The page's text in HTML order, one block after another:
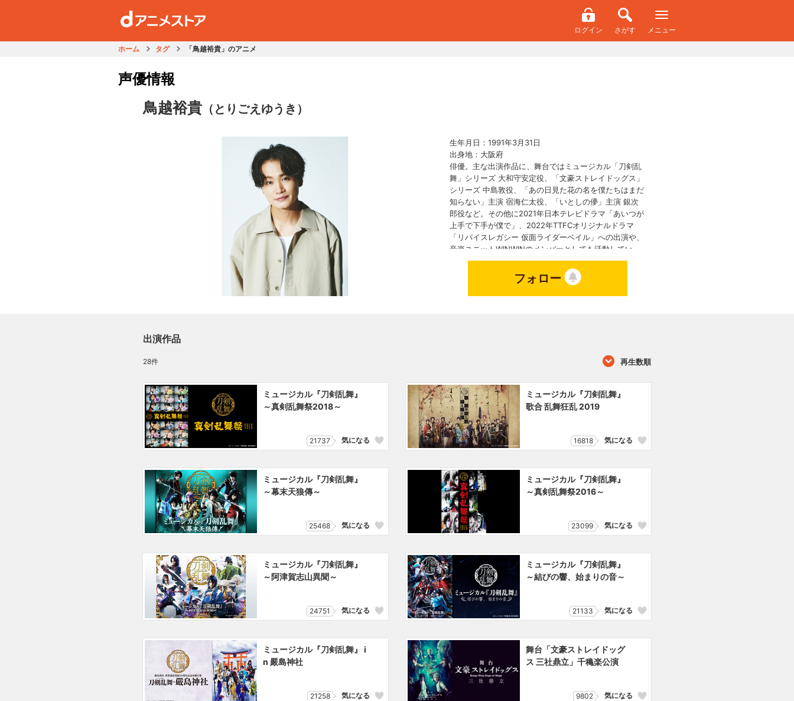
ログイン さがす メニュー
ホーム タグ 「鳥越裕貴」のアニメ
声優情報
鳥越裕貴 （とりごえゆうき）
生年月日：1991年3月31日
出身地：大阪府
俳優。主な出演作品に、舞台ではミュージカル「刀剣乱
舞」シリーズ 大和守安定役、「文豪ストレイドッグス」
シリーズ 中島敦役、「あの日見た花の名を僕たちはまだ
知らない」主演 宿海仁太役、「いとしの儚」主演 銀次
郎役など。その他に2021年日本テレビドラマ「あいつが
上手で下手が僕で」、2022年TTFCオリジナルドラマ
「リバイスレガシー 仮面ライダーベイル」への出演や、
音楽ユニットWINWINのメンバーとしても活動してい
る。2022年1月には映画「文豪ストレイドッグスBEAS
フォロー
出演作品
28件 再生数順
ミュージカル『刀剣乱舞』
～真剣乱舞祭2018～
21737 気になる
ミュージカル『刀剣乱舞』
歌合 乱舞狂乱 2019
16818 気になる
ミュージカル『刀剣乱舞』
～幕末天狼傳～
25468 気になる
ミュージカル『刀剣乱舞』
～真剣乱舞祭2016～
23099 気になる
ミュージカル『刀剣乱舞』
～阿津賀志山異聞～
24751 気になる
ミュージカル『刀剣乱舞』
～結びの響、始まりの音～
21133 気になる
ミュージカル『刀剣乱舞』 i
n 嚴島神社
21258 気になる
舞台「文豪ストレイドッグ
ス 三社鼎立」千穐楽公演
9802 気になる